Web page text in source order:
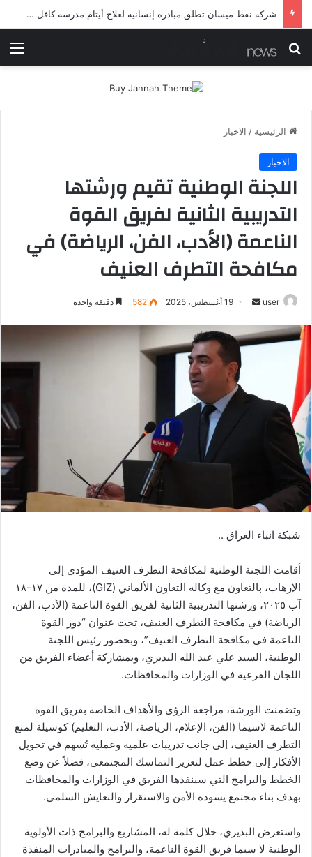
شرطة ميسان تلقي القبض على مطلقي العيارات النارية أثناء تشييع جنائزي في العمارة
بحث عن
الرئيسية / الاخبار
الاخبار
اللجنة الوطنية تقيم ورشتها
التدريبية الثانية لفريق القوة
الناعمة (الأدب، الفن، الرياضة) في
مكافحة التطرف العنيف
user
أرسل
إلكترونيا
19 أغسطس، 2025 582 دقيقة واحدة
شبكة انباء العراق ..
أقامت اللجنة الوطنية لمكافحة التطرف العنيف المؤدي إلى
الإرهاب، بالتعاون مع وكالة التعاون الألماني (GIZ)، للمدة من ١٧-١٨
آب ٢٠٢٥، ورشتها التدريبية الثانية لفريق القوة الناعمة (الأدب، الفن،
الرياضة) في مكافحة التطرف العنيف، تحت عنوان “دور القوة
الناعمة في مكافحة التطرف العنيف”، وبحضور رئيس اللجنة
الوطنية، السيد علي عبد الله البديري، وبمشاركة أعضاء الفريق من
اللجان الفرعية في الوزارات والمحافظات.
وتضمنت الورشة، مراجعة الرؤى والأهداف الخاصة بفريق القوة
الناعمة لاسيما (الفن، الإعلام، الرياضة، الأدب، التعليم) كوسيلة لمنع
التطرف العنيف، إلى جانب تدريبات علمية وعملية تُسهم في تحويل
الأفكار إلى خطط عمل لتعزيز التماسك المجتمعي، فضلاً عن وضع
الخطط والبرامج التي سينفذها الفريق في الوزارات والمحافظات
بهدف بناء مجتمع يسوده الأمن والاستقرار والتعايش السلمي.
واستعرض البديري، خلال كلمة له، المشاريع والبرامج ذات الأولوية
الوطنية لا سيما فريق القوة الناعمة، والبرامج والمبادرات المنفذة